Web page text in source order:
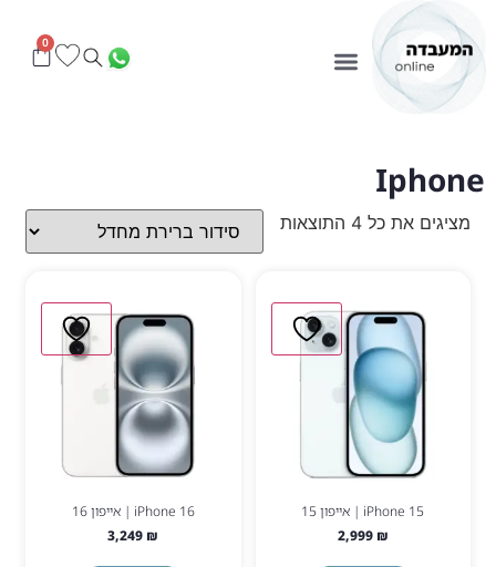
0
Iphone
מציגים את כל ⁦4⁩ התוצאות
iPhone 15 | אייפון 15
2,999 ₪
iPhone 16 | אייפון 16
3,249 ₪